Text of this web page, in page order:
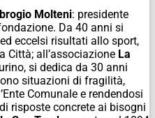
Molteni: presidente
Da 40 anni si
eccelsi risultati allo sport,
Città; all’associazione La
si dedica da 30 anni
situazioni di fragilità,
Comunale e rendendosi
risposte concrete ai bisogni